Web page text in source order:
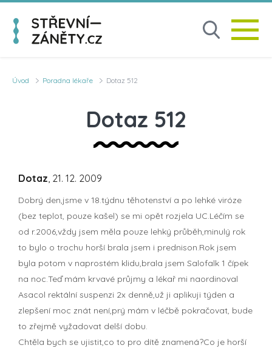
Úvod Poradna lékaře Dotaz 512
Dotaz 512
Dotaz, 21. 12. 2009
Dobrý den,jsme v 18.týdnu těhotenství a po lehké viróze
(bez teplot, pouze kašel) se mi opět rozjela UC.Léčím se
od r.2006,vždy jsem měla pouze lehký průběh,minulý rok
to bylo o trochu horší brala jsem i prednison.Rok jsem
byla potom v naprostém klidu,brala jsem Salofalk 1 čípek
na noc.Teď mám krvavé průjmy a lékař mi naordinoval
Asacol rektální suspenzi 2x denně,už ji aplikuji týden a
zlepšení moc znát není,prý mám v léčbě pokračovat, bude
to zřejmě vyžadovat delší dobu.
Chtěla bych se ujistit,co to pro dítě znamená?Co je horší